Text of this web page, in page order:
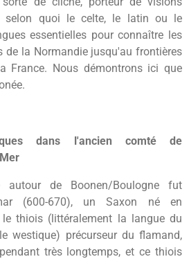
selon quoi le celte, le latin ou le
essentielles pour connaître les
de la Normandie jusqu'au frontières
France. Nous démontrons ici que
dans l'ancien comté de
autour de Boonen/Boulogne fut
(600-670), un Saxon né en
thiois (littéralement la langue du
westique) précurseur du flamand,
très longtemps, et ce thiois